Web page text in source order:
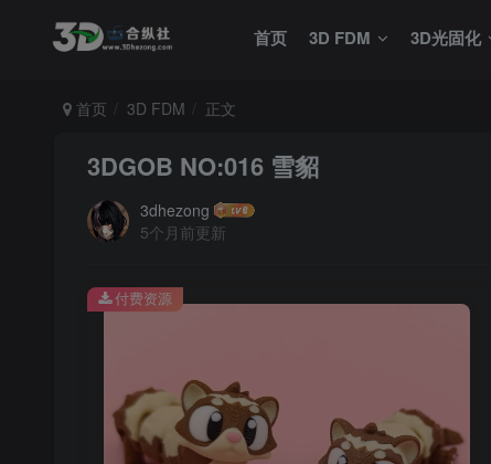
首页 3D FDM 3D光固化
首页 3D FDM 正文
3DGOB NO:016 雪貂
3dhezong
5个月前更新
付费资源